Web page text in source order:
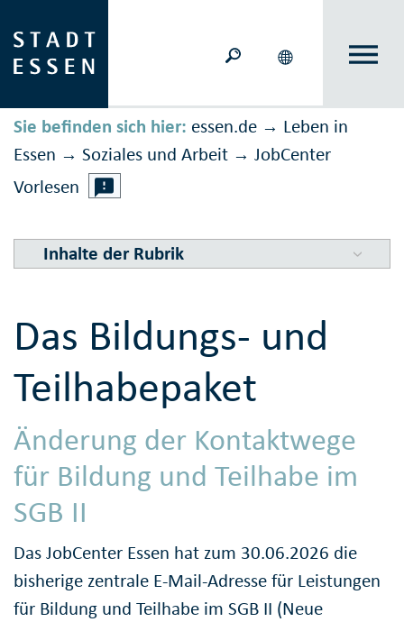
Sie befinden sich hier: essen.de → Leben in
Essen → Soziales und Arbeit → JobCenter
Vorlesen
Inhalte der Rubrik
Das Bildungs- und
Teilhabepaket
Änderung der Kontaktwege
für Bildung und Teilhabe im
SGB II
Das JobCenter Essen hat zum 30.06.2026 die
bisherige zentrale E-Mail-Adresse für Leistungen
für Bildung und Teilhabe im SGB II (Neue